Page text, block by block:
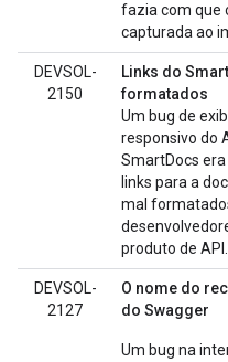
fazia com que
capturada ao
DEVSOL-
2150
Links do
formatados
Um bug de
responsivo do
SmartDocs
links para a
mal
produto de API.
DEVSOL-
2127
O nome do
do Swagger
Um bug na